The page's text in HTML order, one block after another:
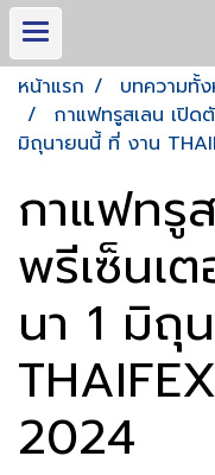
หน้าแรก บทความทั้
กาแฟทรูสเลน เปิด
มิถุนายนนี้ ที่ งาน
กาแฟทรู
พรีเซ็นเ
นา 1 มิถุ
2024